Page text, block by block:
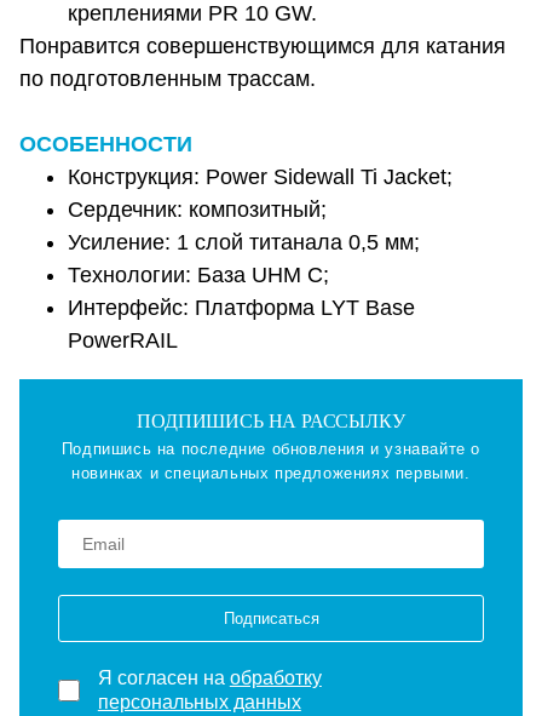
креплениями PR 10 GW.
Понравится совершенствующимся для катания
по подготовленным трассам.
ОСОБЕННОСТИ
Конструкция: Power Sidewall Ti Jacket;
Сердечник: композитный;
Усиление: 1 слой титанала 0,5 мм;
Технологии: База UHM C;
Интерфейс: Платформа LYT Base
PowerRAIL
ПОДПИШИСЬ НА РАССЫЛКУ
Подпишись на последние обновления и узнавайте о
новинках и специальных предложениях первыми.
Подписаться
Я согласен на обработку
персональных данных